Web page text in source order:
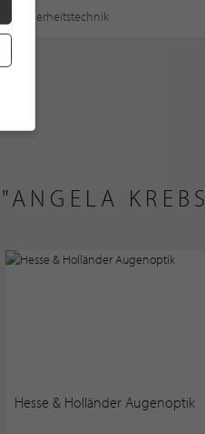
Sicherheitstechnik
KREBS
Hesse & Holländer Augenoptik